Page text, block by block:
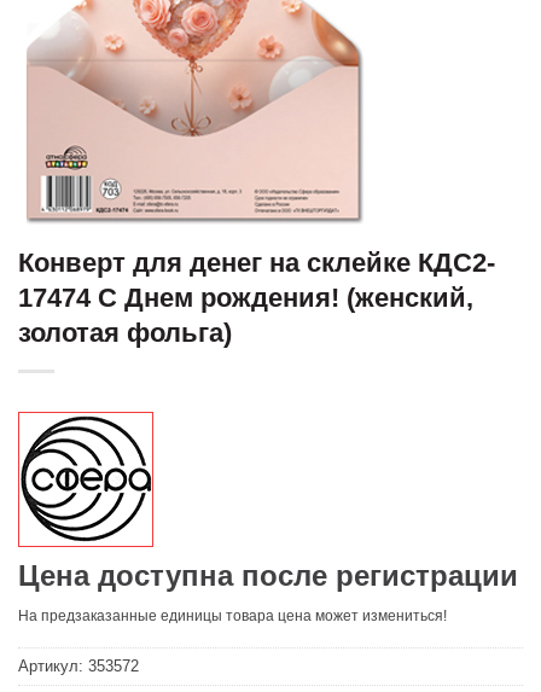
Конверт для денег на склейке КДС2-
17474 С Днем рождения! (женский,
золотая фольга)
Цена доступна после регистрации
На предзаказанные единицы товара цена может измениться!
Артикул: 353572